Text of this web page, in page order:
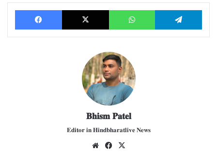
Facebook X WhatsApp
𝐁𝐡𝐢𝐬𝐦 𝐏𝐚𝐭𝐞𝐥
𝐄𝐝𝐢𝐭𝐨𝐫 𝐢𝐧 𝐇𝐢𝐧𝐝𝐛𝐡𝐚𝐫𝐚𝐭𝐥𝐢𝐯𝐞 𝐍𝐞𝐰𝐬
We
Fac